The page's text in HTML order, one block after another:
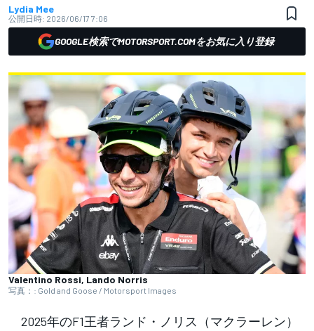
Lydia Mee
公開日時: 2026/06/17 7:06
GOOGLE検索でMOTORSPORT.COMをお気に入り登録
Valentino Rossi, Lando Norris
写真：: Gold and Goose / Motorsport Images
2025年のF1王者ランド・ノリス（マクラーレン）